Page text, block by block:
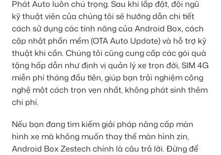
Phát Auto luôn chú trọng. Sau khi lắp đặt, đội ngũ
kỹ thuật viên của chúng tôi sẽ hướng dẫn chi tiết
cách sử dụng các tính năng của Android Box, cách
cập nhật phần mềm (OTA Auto Update) và hỗ trợ kỹ
thuật khi cần. Chúng tôi cũng cung cấp các gói quà
tặng hấp dẫn như định vị quản lý xe trọn đời, SIM 4G
miễn phí tháng đầu tiên, giúp bạn trải nghiệm công
nghệ một cách trọn vẹn nhất, không phát sinh thêm
chi phí.
Nếu bạn đang tìm kiếm giải pháp nâng cấp màn
hình xe mà không muốn thay thế màn hình zin,
Android Box Zestech chính là câu trả lời. Đừng để